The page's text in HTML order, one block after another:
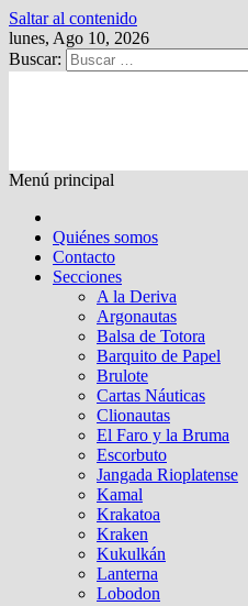
Saltar al contenido
lunes, Ago 10, 2026
Buscar:
Menú principal
Quiénes somos
Contacto
Secciones
A la Deriva
Argonautas
Balsa de Totora
Barquito de Papel
Brulote
Cartas Náuticas
Clionautas
El Faro y la Bruma
Escorbuto
Jangada Rioplatense
Kamal
Krakatoa
Kraken
Kukulkán
Lanterna
Lobodon